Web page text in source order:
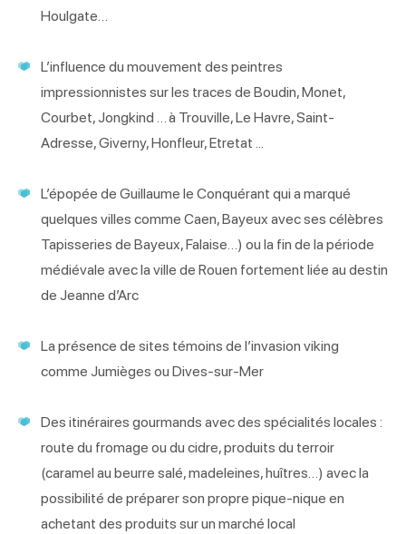
Houlgate…
L’influence du mouvement des peintres
impressionnistes sur les traces de Boudin, Monet,
Courbet, Jongkind … à Trouville, Le Havre, Saint-
Adresse, Giverny, Honfleur, Etretat ...
L’épopée de Guillaume le Conquérant qui a marqué
quelques villes comme Caen, Bayeux avec ses célèbres
Tapisseries de Bayeux, Falaise…) ou la fin de la période
médiévale avec la ville de Rouen fortement liée au destin
de Jeanne d’Arc
La présence de sites témoins de l’invasion viking
comme Jumièges ou Dives-sur-Mer
Des itinéraires gourmands avec des spécialités locales :
route du fromage ou du cidre, produits du terroir
(caramel au beurre salé, madeleines, huîtres…) avec la
possibilité de préparer son propre pique-nique en
achetant des produits sur un marché local